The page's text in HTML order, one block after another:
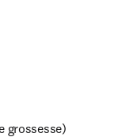
grossesse)